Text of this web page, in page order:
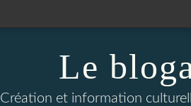
Le
Création et information